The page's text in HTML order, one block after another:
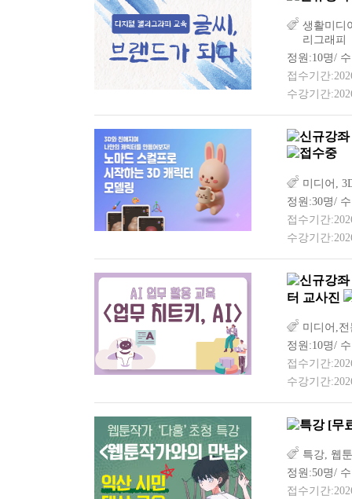
생활미디
리그래피
정원:10명/
접수기간
수강기간
미디어,
정원:30명/
접수기간
수강기간
터 교사진
미디어,
정원:10명/
접수기간
수강기간
[무
특강, 웹
정원:50명/
접수기간